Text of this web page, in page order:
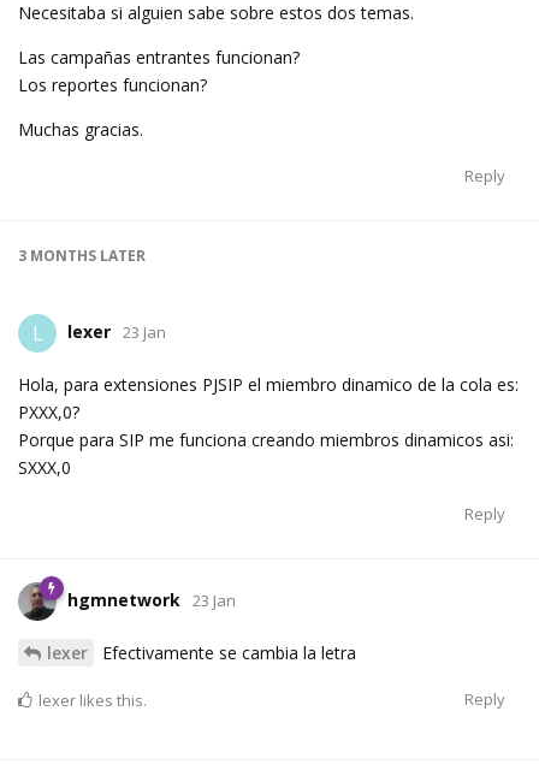
Necesitaba si alguien sabe sobre estos dos temas.
Las campañas entrantes funcionan?
Los reportes funcionan?
Muchas gracias.
Reply
3 MONTHS LATER
L lexer 23 Jan
Hola, para extensiones PJSIP el miembro dinamico de la cola es:
PXXX,0?
Porque para SIP me funciona creando miembros dinamicos asi:
SXXX,0
Reply
hgmnetwork 23 Jan
lexer Efectivamente se cambia la letra
Reply
lexer likes this.